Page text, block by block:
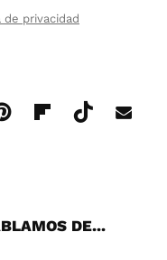
de privacidad
DE...